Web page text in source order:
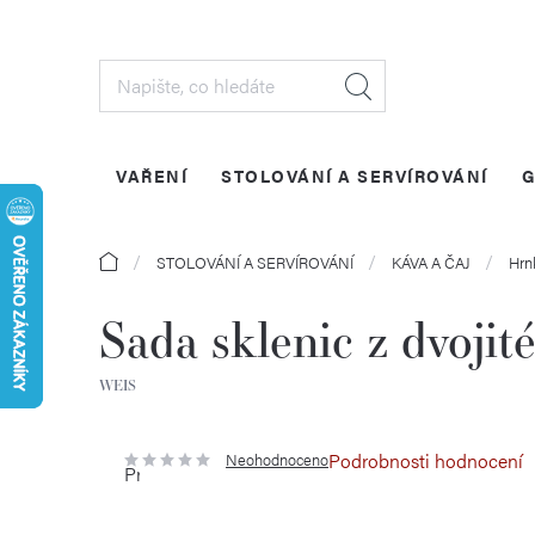
VAŘENÍ STOLOVÁNÍ A SERVÍROVÁNÍ
DomůSTOLOVÁNÍ A SERVÍROVÁNÍ KÁVA A ČAJ
Sada sklenic z
WEIS
Průměrné
hodnocení
NeohodnocenoPodrobnosti hodnocení